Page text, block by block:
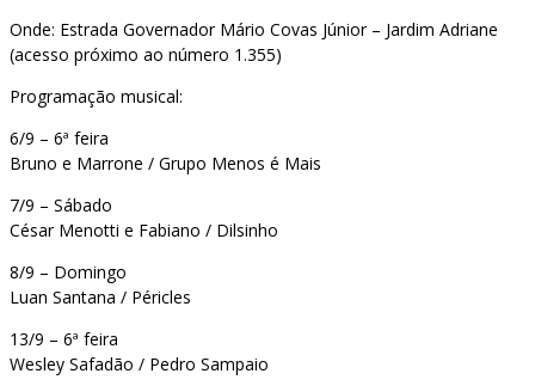
Onde: Estrada Governador Mário Covas Júnior – Jardim Adriane
(acesso próximo ao número 1.355)
Programação musical:
6/9 – 6ª feira
Bruno e Marrone / Grupo Menos é Mais
7/9 – Sábado
César Menotti e Fabiano / Dilsinho
8/9 – Domingo
Luan Santana / Péricles
13/9 – 6ª feira
Wesley Safadão / Pedro Sampaio